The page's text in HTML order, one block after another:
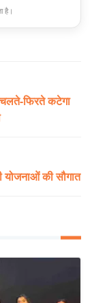
है।
चलते-फिरते कटेगा
की सौगात